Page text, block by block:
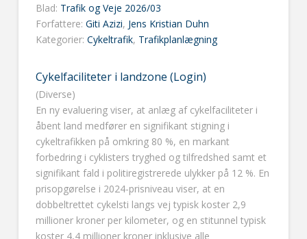
Blad: Trafik og Veje 2026/03
Forfattere: Giti Azizi, Jens Kristian Duhn
Kategorier: Cykeltrafik, Trafikplanlægning
Cykelfaciliteter i landzone (Login)
(Diverse)
En ny evaluering viser, at anlæg af cykelfaciliteter i
åbent land medfører en signifikant stigning i
cykeltrafikken på omkring 80 %, en markant
forbedring i cyklisters tryghed og tilfredshed samt et
signifikant fald i politiregistrerede ulykker på 12 %. En
prisopgørelse i 2024-prisniveau viser, at en
dobbeltrettet cykelsti langs vej typisk koster 2,9
millioner kroner per kilometer, og en stitunnel typisk
koster 4,4 millioner kroner inklusive alle